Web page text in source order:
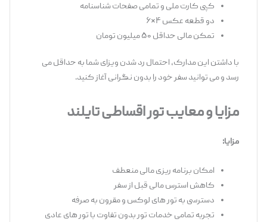
کپی کارت ملی و تمامی صفحات شناسنامه
دو قطعه عکس ۴×۶
تمکن مالی حداقل ۵۰ میلیون تومان
با داشتن این مدارک، احتمال رد شدن ویزای شما به حداقل می
‌رسد و می ‌توانید سفر خود را بدون نگرانی آغاز کنید.
مزایا و معایب تور اقساطی تایلند
امکان برنامه ‌ریزی مالی منعطف
کاهش استرس مالی قبل از سفر
دسترسی به تور های لوکس و مقرون ‌به ‌صرفه
تجربه تمامی خدمات تور بدون تفاوت با تور های عادی